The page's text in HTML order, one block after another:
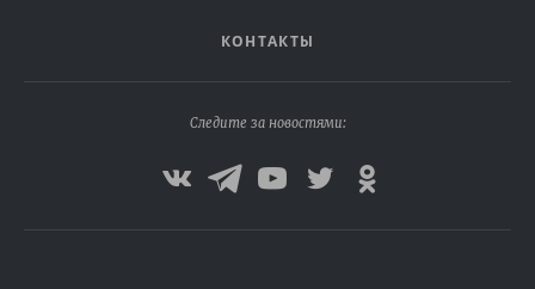
КОНТАКТЫ
Следите за новостями: